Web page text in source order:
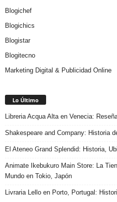
Blogichef
Blogichics
Blogistar
Blogitecno
Marketing Digital & Publicidad Online
Lo Último
Libreria Acqua Alta en Venecia:
Shakespeare and Company: Historia
El Ateneo Grand Splendid: Historia,
Animate Ikebukuro Main Store: La
Mundo en Tokio, Japón
Livraria Lello en Porto, Portugal: